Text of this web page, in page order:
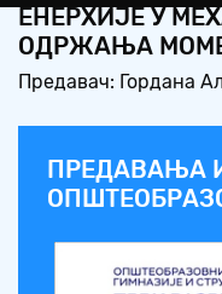
ЕНЕРХИЈЕ У
ОДРЖАЊА
Предавач: Гордана
ПРЕДАВАЊА